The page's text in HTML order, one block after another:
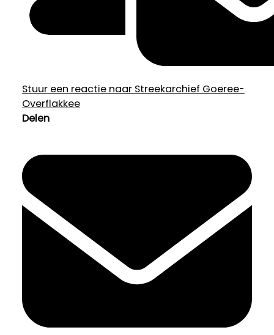
Stuur een reactie naar Streekarchief Goeree-
Overflakkee
Delen